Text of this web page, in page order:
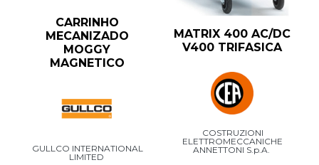
CARRINHO
MECANIZADO
MOGGY
MAGNETICO
GULLCO INTERNATIONAL
LIMITED
MATRIX 400 AC/DC
V400 TRIFASICA
COSTRUZIONI
ELETTROMECCANICHE
ANNETTONI S.p.A.